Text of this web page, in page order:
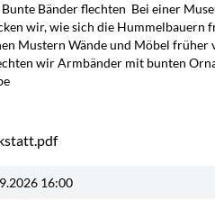
Bänder flechten Bei einer
wir, wie sich die Hummelbauern
Mustern Wände und Möbel früher
wir Armbänder mit bunten
16:00